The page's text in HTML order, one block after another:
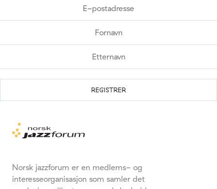
Norsk jazzforum er en medlems- og
interesseorganisasjon som samler det